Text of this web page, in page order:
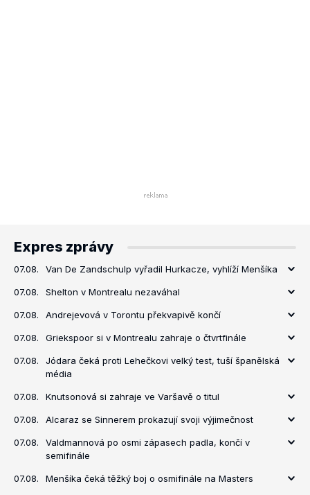
Expres zprávy
07.08. Van De Zandschulp vyřadil Hurkacze, vyhlíží Menšíka
07.08. Shelton v Montrealu nezaváhal
07.08. Andrejevová v Torontu překvapivě končí
07.08. Griekspoor si v Montrealu zahraje o čtvrtfinále
07.08.
Jódara čeká proti Lehečkovi velký test, tuší španělská
média
07.08. Knutsonová si zahraje ve Varšavě o titul
07.08. Alcaraz se Sinnerem prokazují svoji výjimečnost
07.08.
Valdmannová po osmi zápasech padla, končí v
semifinále
07.08. Menšíka čeká těžký boj o osmifinále na Masters